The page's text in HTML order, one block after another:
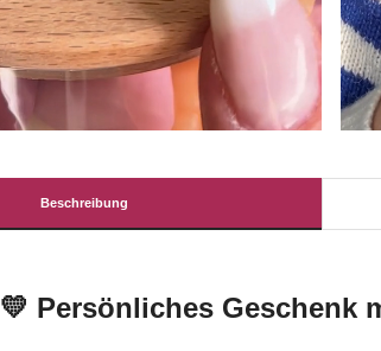
Beschreibung
💛 Persönliches Geschenk